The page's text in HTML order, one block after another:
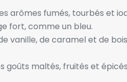
arômes fumés, tourbés et
fort, comme un bleu.
vanille, de caramel et de
goûts maltés, fruités et